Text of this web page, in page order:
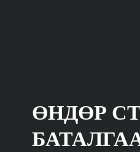
ӨНДӨР